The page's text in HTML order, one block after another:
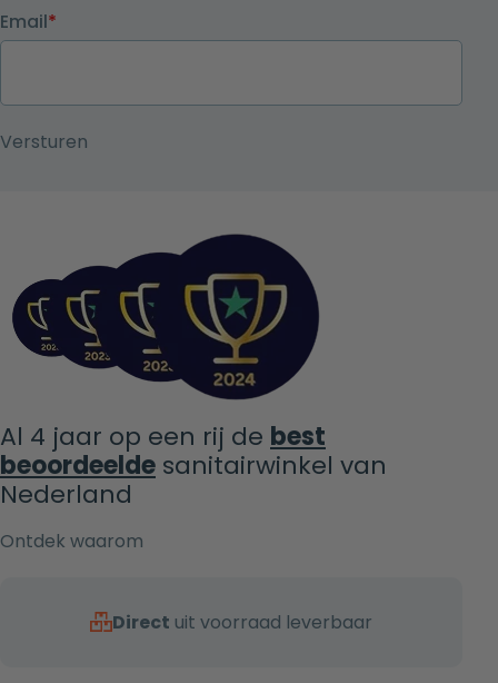
Email*
Al 4 jaar op een rij de best
beoordeelde sanitairwinkel van
Nederland
Ontdek waarom
Direct uit voorraad leverbaar